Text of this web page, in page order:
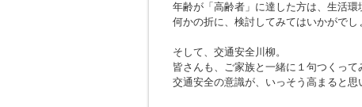
年齢が「高齢者」に達した方は、生活環
何かの折に、検討してみてはいかがでし
そして、交通安全川柳。
皆さんも、ご家族と一緒に１句つくって
交通安全の意識が、いっそう高まると思